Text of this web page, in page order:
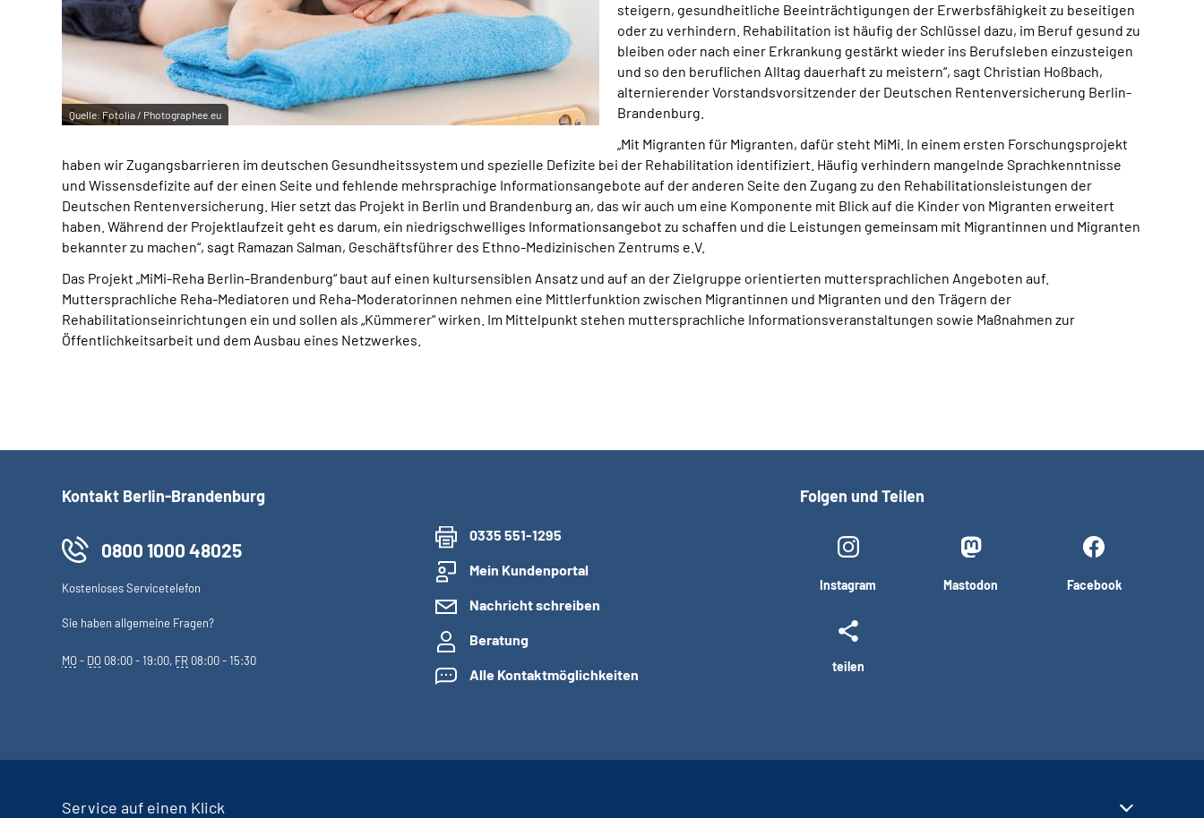
Quelle: Fotolia / Photographee.eu
steigern, gesundheitliche Beeinträchtigungen der Erwerbsfähigkeit zu beseitigen
oder zu verhindern. Rehabilitation ist häufig der Schlüssel dazu, im Beruf gesund zu
bleiben oder nach einer Erkrankung gestärkt wieder ins Berufsleben einzusteigen
und so den beruflichen Alltag dauerhaft zu meistern“, sagt Christian Hoßbach,
alternierender Vorstandsvorsitzender der Deutschen Rentenversicherung Berlin-
Brandenburg.
„Mit Migranten für Migranten, dafür steht MiMi. In einem ersten Forschungsprojekt
haben wir Zugangsbarrieren im deutschen Gesundheitssystem und spezielle Defizite bei der Rehabilitation identifiziert. Häufig verhindern mangelnde Sprachkenntnisse
und Wissensdefizite auf der einen Seite und fehlende mehrsprachige Informationsangebote auf der anderen Seite den Zugang zu den Rehabilitationsleistungen der
Deutschen Rentenversicherung. Hier setzt das Projekt in Berlin und Brandenburg an, das wir auch um eine Komponente mit Blick auf die Kinder von Migranten erweitert
haben. Während der Projektlaufzeit geht es darum, ein niedrigschwelliges Informationsangebot zu schaffen und die Leistungen gemeinsam mit Migrantinnen und Migranten
bekannter zu machen“, sagt Ramazan Salman, Geschäftsführer des Ethno-Medizinischen Zentrums e.V.
Das Projekt „MiMi-Reha Berlin-Brandenburg“ baut auf einen kultursensiblen Ansatz und auf an der Zielgruppe orientierten muttersprachlichen Angeboten auf.
Muttersprachliche Reha-Mediatoren und Reha-Moderatorinnen nehmen eine Mittlerfunktion zwischen Migrantinnen und Migranten und den Trägern der
Rehabilitationseinrichtungen ein und sollen als „Kümmerer“ wirken. Im Mittelpunkt stehen muttersprachliche Informationsveranstaltungen sowie Maßnahmen zur
Öffentlichkeitsarbeit und dem Ausbau eines Netzwerkes.
Kontakt Berlin-Brandenburg
0800 1000 48025
Kostenloses Servicetelefon
Sie haben allgemeine Fragen?
MO- DO 08:00 - 19:00, FR 08:00 - 15:30
0335 551-1295
Mein Kundenportal
Nachricht schreiben
Beratung
Alle Kontaktmöglichkeiten
Folgen und Teilen
Instagram Mastodon Facebook
teilen
Service auf einen Klick